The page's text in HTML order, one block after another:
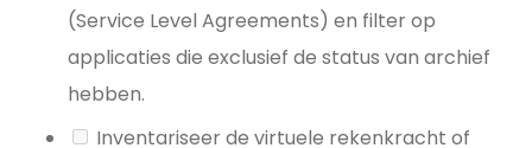
(Service Level Agreements) en filter op
applicaties die exclusief de status van archief
hebben.
Inventariseer de virtuele rekenkracht of